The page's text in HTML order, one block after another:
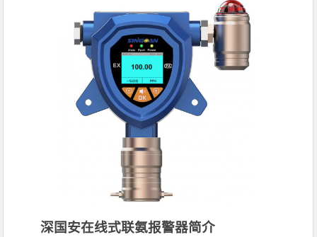
深国安在线式联氨报警器简介